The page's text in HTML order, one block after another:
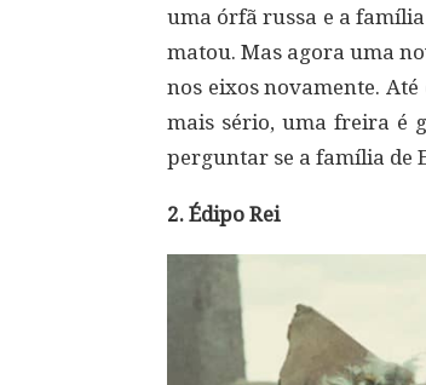
uma órfã russa e a
matou. Mas agora uma
nos eixos novamente.
mais sério, uma freira é
perguntar se a família de
2. Édipo Rei